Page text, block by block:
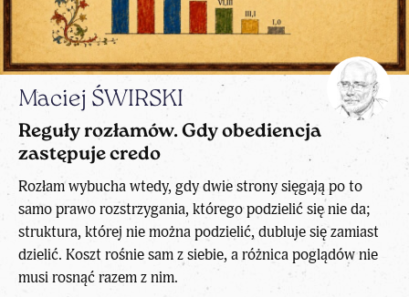
Maciej ŚWIRSKI
Reguły rozłamów. Gdy obediencja
zastępuje credo
Rozłam wybucha wtedy, gdy dwie strony sięgają po to
samo prawo rozstrzygania, którego podzielić się nie da;
struktura, której nie można podzielić, dubluje się zamiast
dzielić. Koszt rośnie sam z siebie, a różnica poglądów nie
musi rosnąć razem z nim.